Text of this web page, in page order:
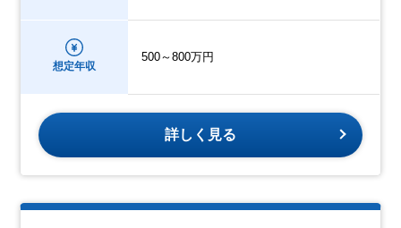
想定年収
500～800万円
詳しく見る